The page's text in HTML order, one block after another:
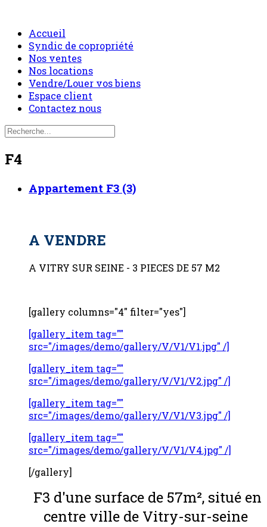
Accueil
Syndic de copropriété
Nos ventes
Nos locations
Vendre/Louer vos biens
Espace client
Contactez nous
F4
Appartement F3 (3)
A VENDRE
A VITRY SUR SEINE - 3 PIECES DE 57 M2
[gallery columns="4" filter="yes"]
[gallery_item tag=""
src="/images/demo/gallery/V/V1/V1.jpg" /]
[gallery_item tag=""
src="/images/demo/gallery/V/V1/V2.jpg" /]
[gallery_item tag=""
src="/images/demo/gallery/V/V1/V3.jpg" /]
[gallery_item tag=""
src="/images/demo/gallery/V/V1/V4.jpg" /]
[/gallery]
F3 d'une surface de 57m², situé en
centre ville de Vitry-sur-seine